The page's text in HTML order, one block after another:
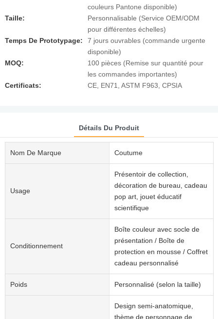
couleurs Pantone disponible)
Taille:
Personnalisable (Service OEM/ODM
pour différentes échelles)
Temps De Prototypage:
7 jours ouvrables (commande urgente
disponible)
MOQ:
100 pièces (Remise sur quantité pour
les commandes importantes)
Certificats:
CE, EN71, ASTM F963, CPSIA
Détails Du Produit
Nom De Marque Coutume
Usage
Présentoir de collection,
décoration de bureau, cadeau
pop art, jouet éducatif
scientifique
Conditionnement
Boîte couleur avec socle de
présentation / Boîte de
protection en mousse / Coffret
cadeau personnalisé
Poids Personnalisé (selon la taille)
Design semi-anatomique,
thème de personnage de